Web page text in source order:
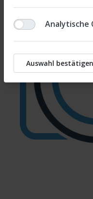
Analytische
Auswahl bestätigen